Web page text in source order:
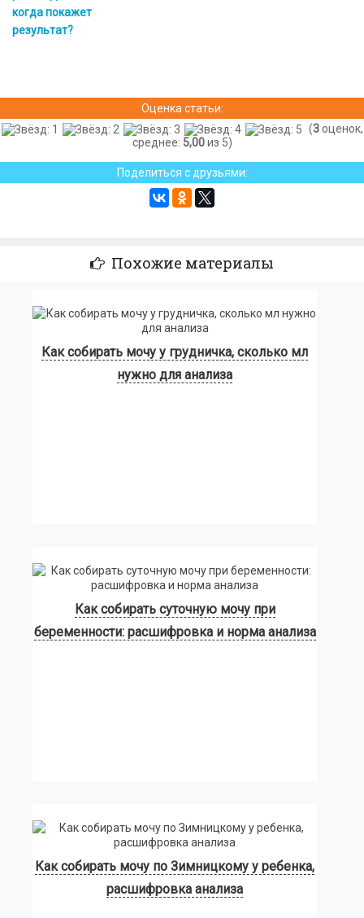
когда покажет
результат?
Оценка статьи:
(3оценок,
среднее: 5,00из 5)
Поделиться с друзьями:
Похожие материалы
Как собирать мочу у грудничка, сколько мл
нужно для анализа
Как собирать суточную мочу при
беременности: расшифровка и норма анализа
Как собирать мочу по Зимницкому у ребенка,
расшифровка анализа